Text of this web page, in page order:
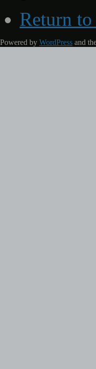
Return
Powered by WordPress and